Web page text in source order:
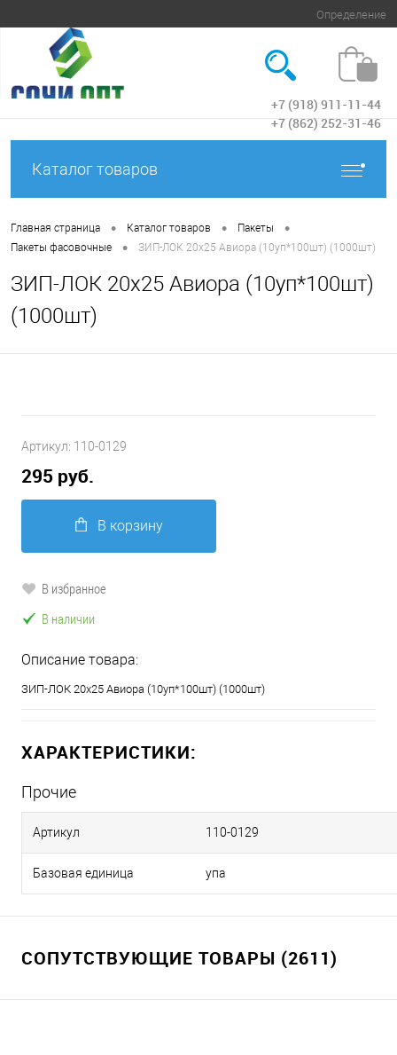
Определение
+7 (918) 911-11-44
+7 (862) 252-31-46
Каталог товаров
Главная страница • Каталог товаров • Пакеты •
Пакеты фасовочные • ЗИП-ЛОК 20х25 Авиора (10уп*100шт) (1000шт)
ЗИП-ЛОК 20х25 Авиора (10уп*100шт)
(1000шт)
Артикул: 110-0129
295 руб.
В корзину
В избранное
В наличии
Описание товара:
ЗИП-ЛОК 20х25 Авиора (10уп*100шт) (1000шт)
ХАРАКТЕРИСТИКИ:
Прочие
Артикул 110-0129
Базовая единица упа
СОПУТСТВУЮЩИЕ ТОВАРЫ (2611)